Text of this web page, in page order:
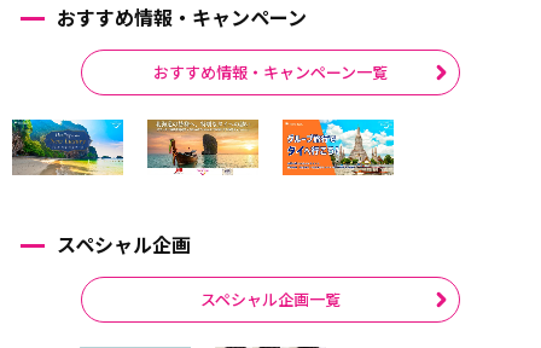
おすすめ情報・キャンペーン
おすすめ情報・キャンペーン一覧
スペシャル企画
スペシャル企画一覧